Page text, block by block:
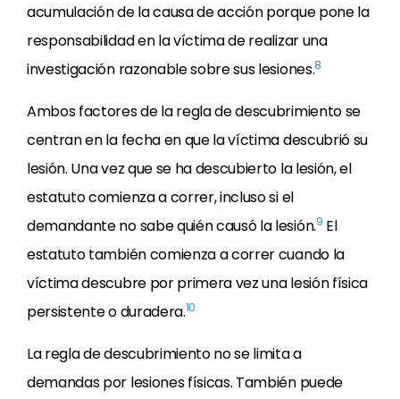
acumulación de la causa de acción porque pone la
responsabilidad en la víctima de realizar una
investigación razonable sobre sus lesiones.8
Ambos factores de la regla de descubrimiento se
centran en la fecha en que la víctima descubrió su
lesión. Una vez que se ha descubierto la lesión, el
estatuto comienza a correr, incluso si el
demandante no sabe quién causó la lesión.9 El
estatuto también comienza a correr cuando la
víctima descubre por primera vez una lesión física
persistente o duradera.10
La regla de descubrimiento no se limita a
demandas por lesiones físicas. También puede